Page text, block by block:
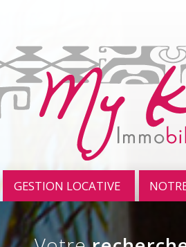
GESTION LOCATIVE